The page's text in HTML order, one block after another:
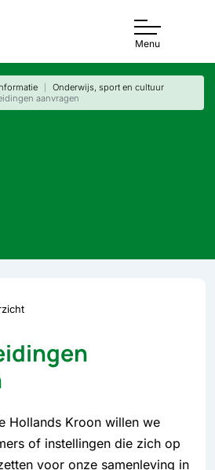
Menu
Onderwijs, sport en cultuur
aanvragen
Hollands Kroon willen we
of instellingen die zich op
voor onze samenleving in